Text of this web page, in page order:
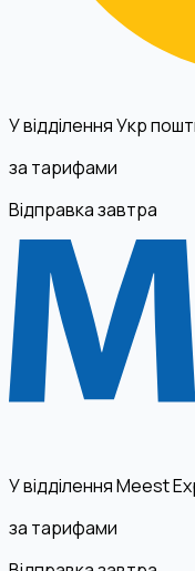
У відділення Укр
за тарифами
Відправка завтра
У відділення Meest
за тарифами